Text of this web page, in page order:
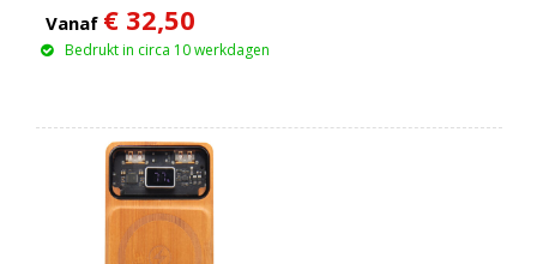
Vanaf € 32,50
Bedrukt in circa 10 werkdagen